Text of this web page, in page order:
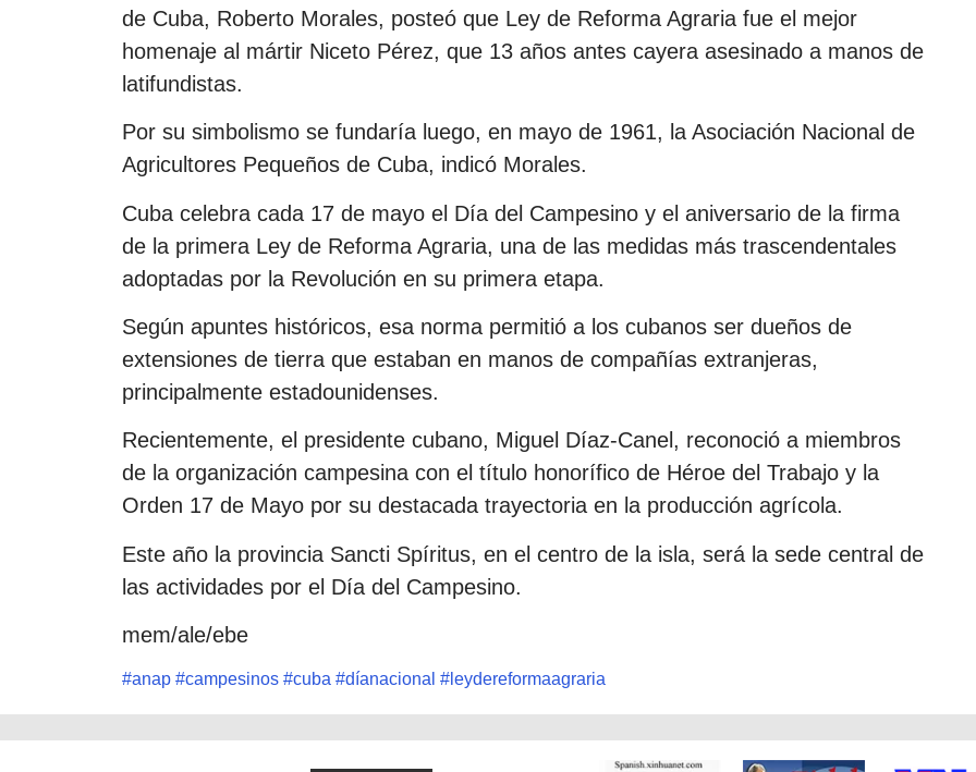
de Cuba, Roberto Morales, posteó que Ley de Reforma Agraria fue el mejor
homenaje al mártir Niceto Pérez, que 13 años antes cayera asesinado a manos de
latifundistas.
Por su simbolismo se fundaría luego, en mayo de 1961, la Asociación Nacional de
Agricultores Pequeños de Cuba, indicó Morales.
Cuba celebra cada 17 de mayo el Día del Campesino y el aniversario de la firma
de la primera Ley de Reforma Agraria, una de las medidas más trascendentales
adoptadas por la Revolución en su primera etapa.
Según apuntes históricos, esa norma permitió a los cubanos ser dueños de
extensiones de tierra que estaban en manos de compañías extranjeras,
principalmente estadounidenses.
Recientemente, el presidente cubano, Miguel Díaz-Canel, reconoció a miembros
de la organización campesina con el título honorífico de Héroe del Trabajo y la
Orden 17 de Mayo por su destacada trayectoria en la producción agrícola.
Este año la provincia Sancti Spíritus, en el centro de la isla, será la sede central de
las actividades por el Día del Campesino.
mem/ale/ebe
#anap #campesinos #cuba #díanacional # leydereformaagraria